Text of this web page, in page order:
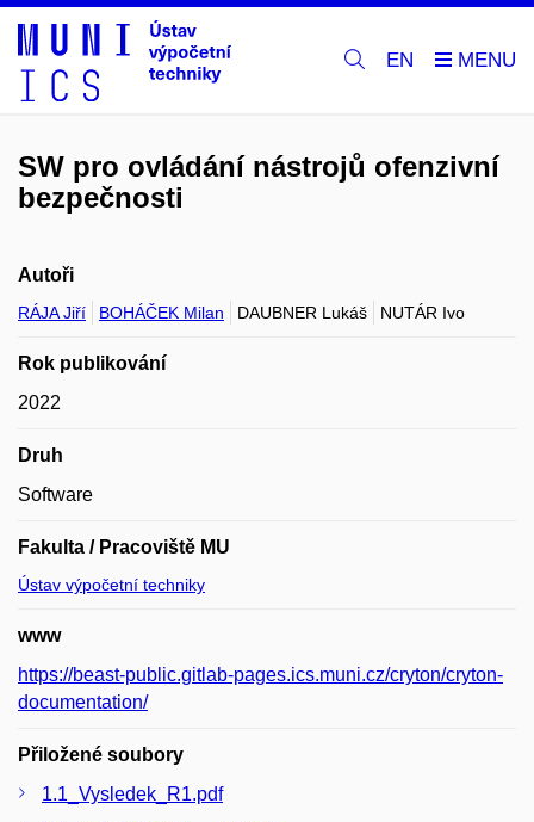
EN
SW pro ovládání nástrojů ofenzivní
bezpečnosti
Autoři
RÁJA Jiří BOHÁČEK Milan DAUBNER Lukáš NUTÁR Ivo
Rok publikování
2022
Druh
Software
Fakulta / Pracoviště MU
Ústav výpočetní techniky
www
https://beast-public.gitlab-pages.ics.muni.cz/cryton/cryton-
documentation/
Přiložené soubory
1.1_Vysledek_R1.pdf